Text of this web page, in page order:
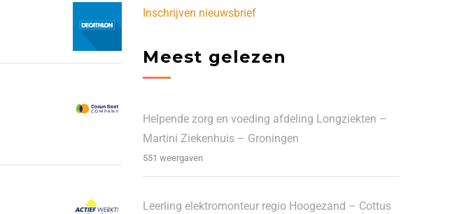
Inschrijven nieuwsbrief
Meest gelezen
Helpende zorg en voeding afdeling Longziekten –
Martini Ziekenhuis – Groningen
551 weergaven
Leerling elektromonteur regio Hoogezand – Cottus